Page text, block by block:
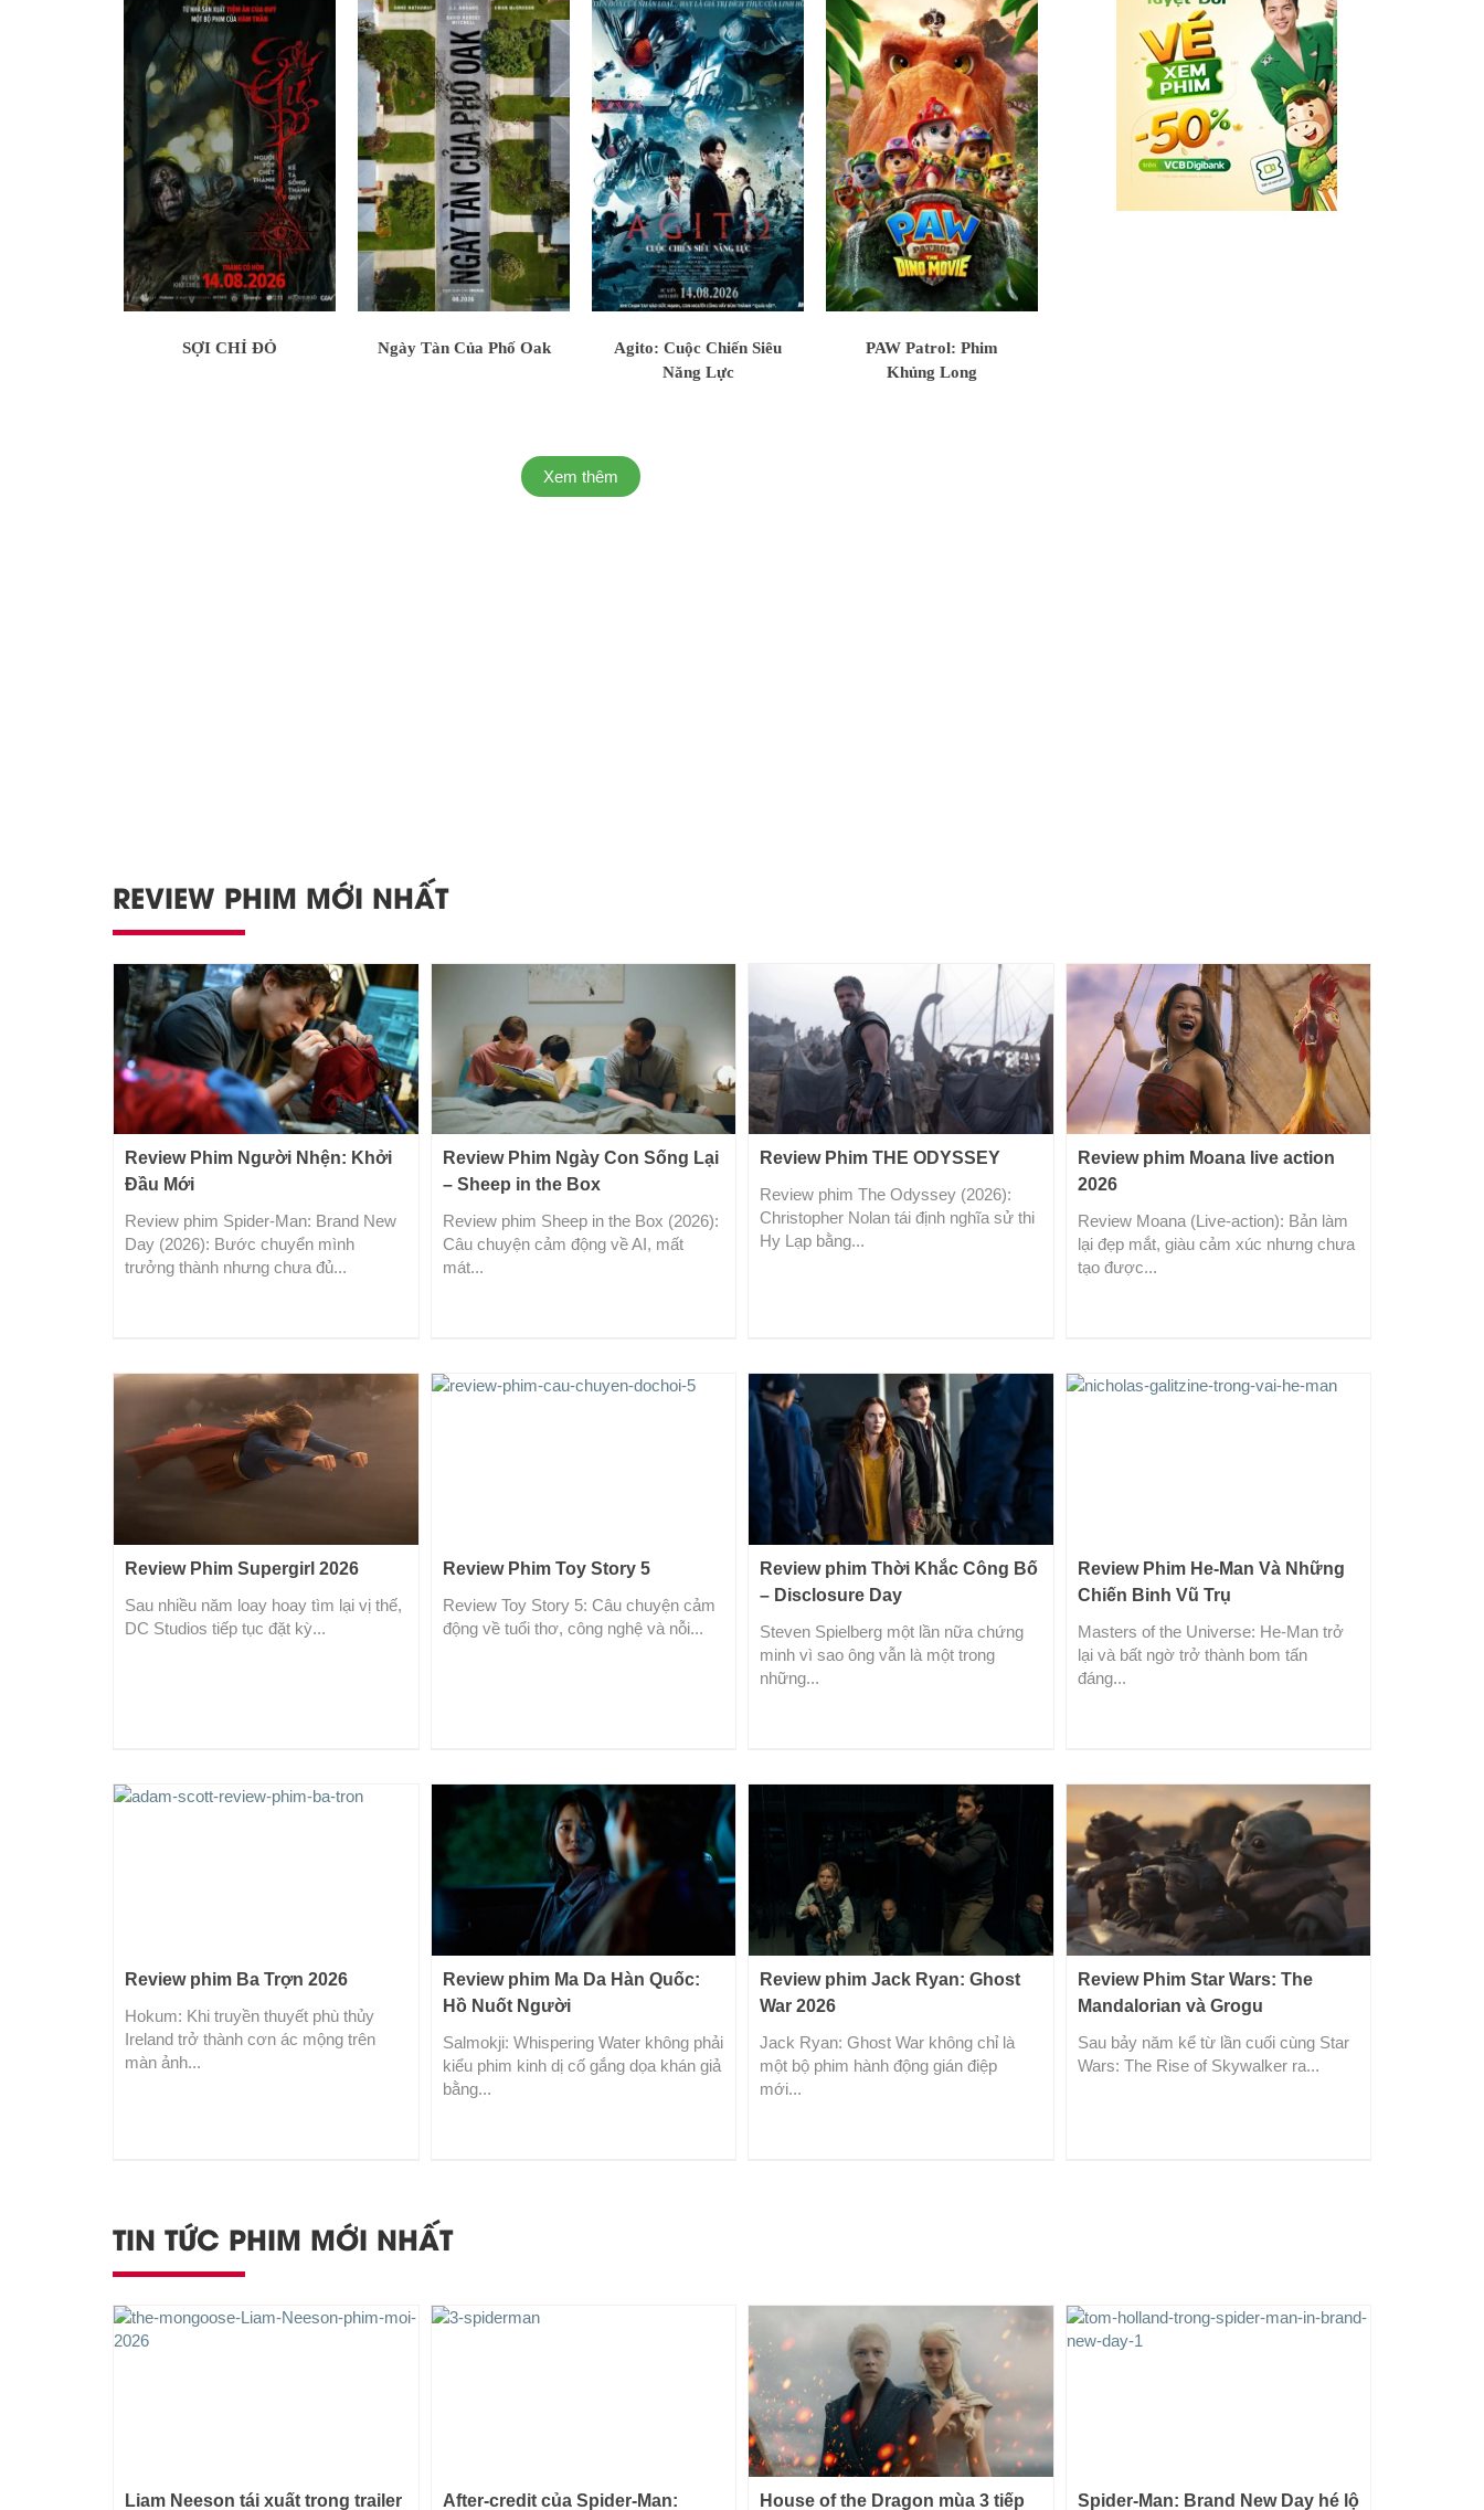
SỢI CHỈ ĐỎ Ngày Tàn Của Phố Oak
Agito: Cuộc Chiến Siêu
Năng Lực
PAW Patrol: Phim
Khủng Long
Xem thêm
REVIEW PHIM MỚI NHẤT
Review Phim Người Nhện: Khởi
Đầu Mới
Review phim Spider-Man: Brand New
Day (2026): Bước chuyển mình
trưởng thành nhưng chưa đủ...
Review Phim Ngày Con Sống Lại
– Sheep in the Box
Review phim Sheep in the Box (2026):
Câu chuyện cảm động về AI, mất
mát...
Review Phim THE ODYSSEY
Review phim The Odyssey (2026):
Christopher Nolan tái định nghĩa sử thi
Hy Lạp bằng...
Review phim Moana live action
2026
Review Moana (Live-action): Bản làm
lại đẹp mắt, giàu cảm xúc nhưng chưa
tạo được...
Review Phim Supergirl 2026
Sau nhiều năm loay hoay tìm lại vị thế,
DC Studios tiếp tục đặt kỳ...
Review Phim Toy Story 5
Review Toy Story 5: Câu chuyện cảm
động về tuổi thơ, công nghệ và nỗi...
Review phim Thời Khắc Công Bố
– Disclosure Day
Steven Spielberg một lần nữa chứng
minh vì sao ông vẫn là một trong
những...
Review Phim He-Man Và Những
Chiến Binh Vũ Trụ
Masters of the Universe: He-Man trở
lại và bất ngờ trở thành bom tấn
đáng...
Review phim Ba Trợn 2026
Hokum: Khi truyền thuyết phù thủy
Ireland trở thành cơn ác mộng trên
màn ảnh...
Review phim Ma Da Hàn Quốc:
Hồ Nuốt Người
Salmokji: Whispering Water không phải
kiểu phim kinh dị cố gắng dọa khán giả
bằng...
Review phim Jack Ryan: Ghost
War 2026
Jack Ryan: Ghost War không chỉ là
một bộ phim hành động gián điệp
mới...
Review Phim Star Wars: The
Mandalorian và Grogu
Sau bảy năm kể từ lần cuối cùng Star
Wars: The Rise of Skywalker ra...
TIN TỨC PHIM MỚI NHẤT
Liam Neeson tái xuất trong trailer After-credit của Spider-Man: House of the Dragon mùa 3 tiếp Spider-Man: Brand New Day hé lộ